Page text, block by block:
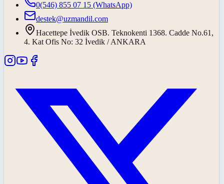
0(546) 855 07 15 (WhatsApp)
destek@uzmandil.com
Hacettepe İvedik OSB. Teknokenti 1368. Cadde No.61,
4. Kat Ofis No: 32 İvedik / ANKARA